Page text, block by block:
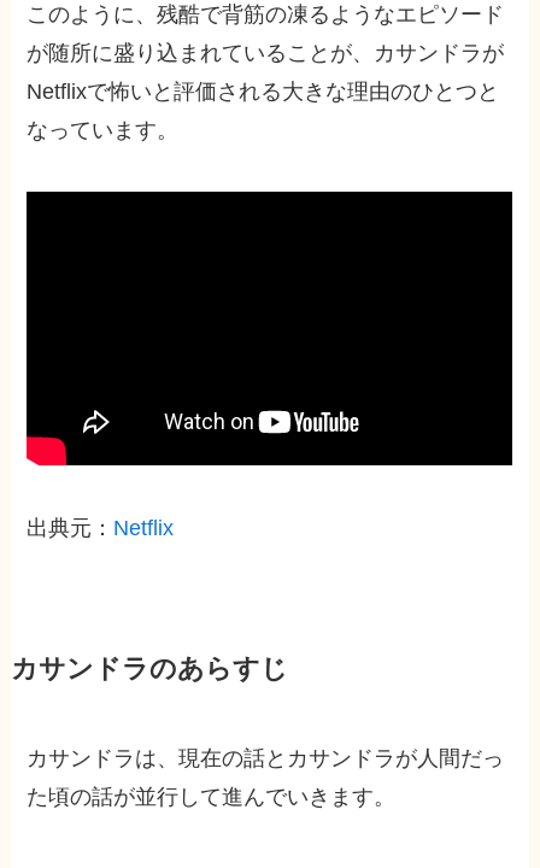
このように、残酷で背筋の凍るようなエピソード
が随所に盛り込まれていることが、カサンドラが
Netflixで怖いと評価される大きな理由のひとつと
なっています。
出典元： Netflix
カサンドラのあらすじ
カサンドラは、現在の話とカサンドラが人間だっ
た頃の話が並行して進んでいきます。